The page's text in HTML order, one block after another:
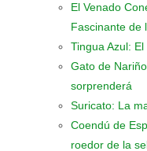
El Venado
Fascinante de
Tingua Azul:
Gato de
sorprenderá
Suricato: La
Coendú de
roedor de la